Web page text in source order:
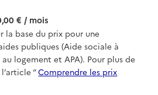
€ / mois
la base du prix pour une
publiques (Aide sociale à
logement et APA). Pour plus de
“Comprendre les prix